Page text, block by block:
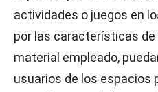
actividades o juegos en
por las características de
material empleado,
usuarios de los espacios